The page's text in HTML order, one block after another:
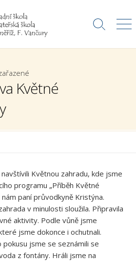
Search
Květné
Květnou zahradu, kde jsme
programu „Příběh Květné
nám paní průvodkyně Kristýna.
v minulosti sloužila. Připravila
aktivity. Podle vůně jsme
jsme dokonce i ochutnali.
pokusu jsme se seznámili se
z fontány. Hráli jsme na